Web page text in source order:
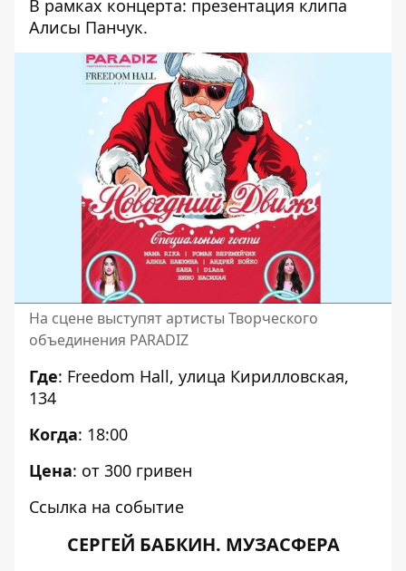
В рамках концерта: презентация клипа
Алисы Панчук.
На сцене выступят артисты Творческого
объединения PARADIZ
Где: Freedom Hall, улица Кирилловская,
134
Когда: 18:00
Цена: от 300 гривен
Ссылка на событие
СЕРГЕЙ БАБКИН. МУЗАСФЕРА